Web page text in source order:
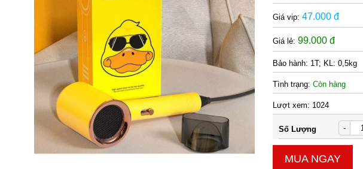
Giá vip:47.000 đ
Giá lẻ:99.000 đ
Bảo hành: 1T; KL: 0,5kg
Tình trạng:Còn hàng
Lượt xem: 1024
Số Lượng -
MUA NGAY